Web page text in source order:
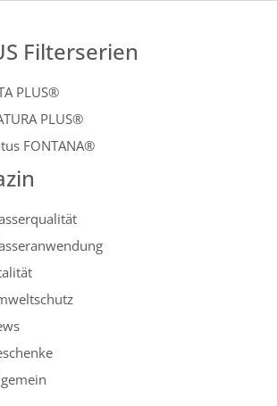
Filterserien
PLUS®
PLUS®
FONTANA®